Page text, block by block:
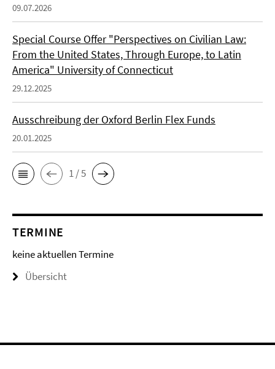
09.07.2026
Special Course Offer "Perspectives on Civilian Law:
From the United States, Through Europe, to Latin
America" University of Connecticut
29.12.2025
Ausschreibung der Oxford Berlin Flex Funds
20.01.2025
1 / 5
TERMINE
keine aktuellen Termine
Übersicht